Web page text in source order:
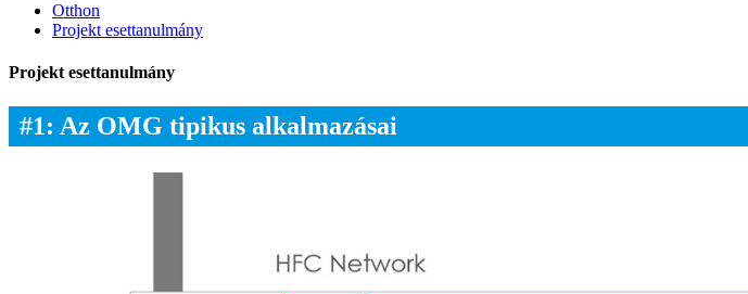
Otthon
Projekt esettanulmány
Projekt esettanulmány
#1: Az OMG tipikus alkalmazásai